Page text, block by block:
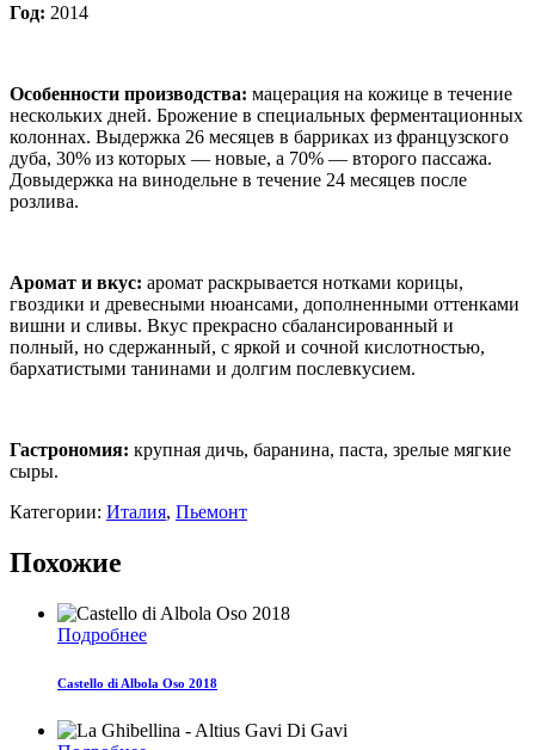
Год: 2014
Особенности производства: мацерация на кожице в течение
нескольких дней. Брожение в специальных ферментационных
колоннах. Выдержка 26 месяцев в барриках из французского
дуба, 30% из которых — новые, а 70% — второго пассажа.
Довыдержка на винодельне в течение 24 месяцев после
розлива.
Аромат и вкус: аромат раскрывается нотками корицы,
гвоздики и древесными нюансами, дополненными оттенками
вишни и сливы. Вкус прекрасно сбалансированный и
полный, но сдержанный, с яркой и сочной кислотностью,
бархатистыми танинами и долгим послевкусием.
Гастрономия: крупная дичь, баранина, паста, зрелые мягкие
сыры.
Категории: Италия, Пьемонт
Похожие
Подробнее
Castello di Albola Oso 2018